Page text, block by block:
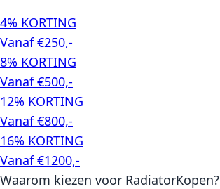
4% KORTING
Vanaf €250,-
8% KORTING
Vanaf €500,-
12% KORTING
Vanaf €800,-
16% KORTING
Vanaf €1200,-
Waarom kiezen voor RadiatorKopen?